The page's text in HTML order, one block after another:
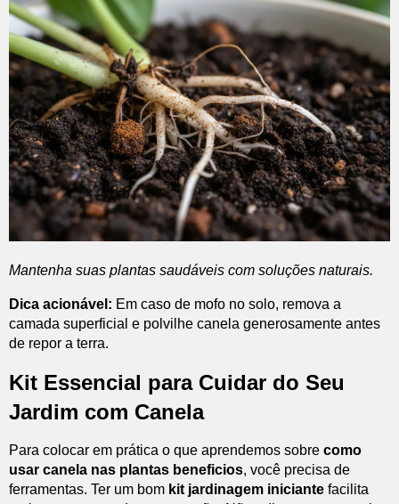
Mantenha suas plantas saudáveis com soluções naturais.
Dica acionável: Em caso de mofo no solo, remova a
camada superficial e polvilhe canela generosamente antes
de repor a terra.
Kit Essencial para Cuidar do Seu
Jardim com Canela
Para colocar em prática o que aprendemos sobre como
usar canela nas plantas beneficios, você precisa de
ferramentas. Ter um bom kit jardinagem iniciante facilita